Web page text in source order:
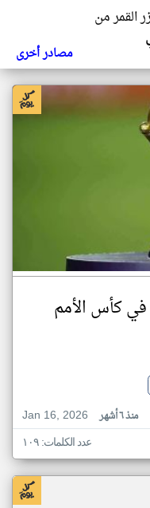
القمر من
مصادر أخرى
في كأس الأمم
Jan 16, 2026
منذ ٦ أشهر
عدد الكلمات: ١٠٩